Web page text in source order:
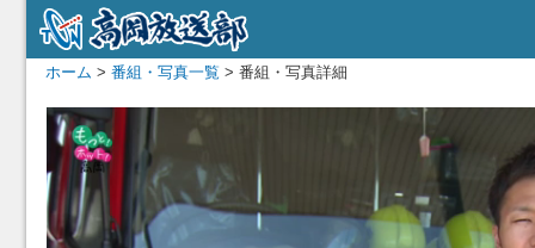
ホーム > 番組・写真一覧 > 番組・写真詳細